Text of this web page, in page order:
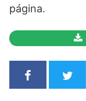
página.